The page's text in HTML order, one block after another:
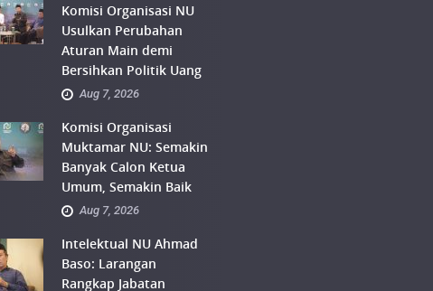
Komisi Organisasi NU
Usulkan Perubahan
Aturan Main demi
Bersihkan Politik Uang
Aug 7, 2026
Komisi Organisasi
Muktamar NU: Semakin
Banyak Calon Ketua
Umum, Semakin Baik
Aug 7, 2026
Intelektual NU Ahmad
Baso: Larangan
Rangkap Jabatan